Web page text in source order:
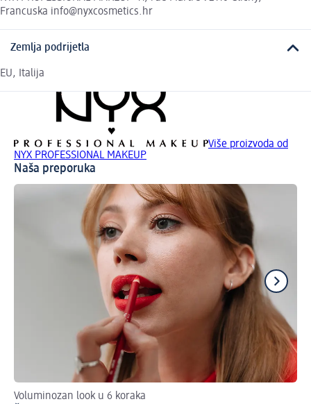
Francuska info@nyxcosmetics.hr
Zemlja podrijetla
EU, Italija
Više proizvoda od
NYX PROFESSIONAL MAKEUP
Naša preporuka
Voluminozan look u 6 koraka